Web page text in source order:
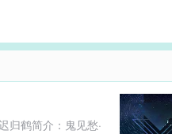
归鹤简介：鬼见愁·